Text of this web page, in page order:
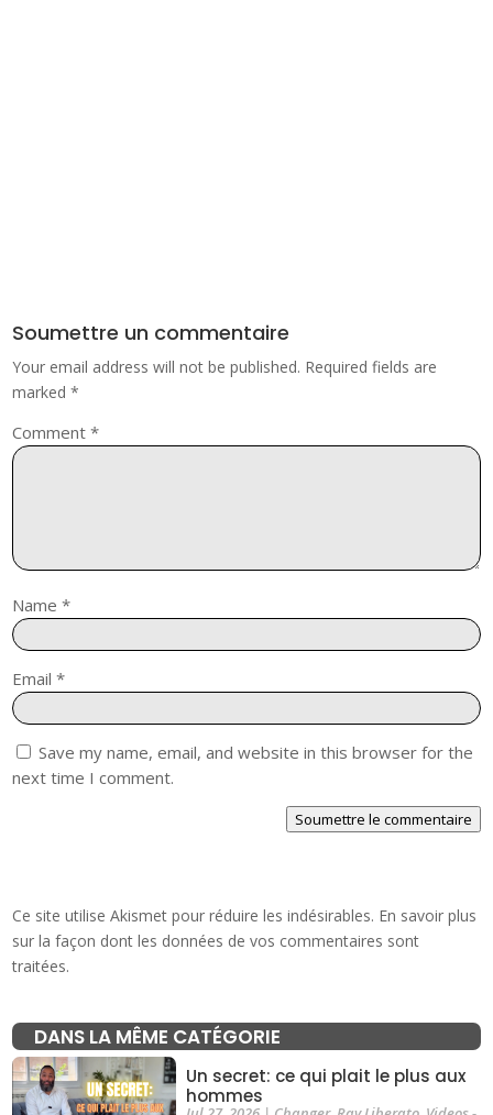
Soumettre un commentaire
Your email address will not be published. Required fields are
marked*
Comment*
Name*
Email*
Save my name, email, and website in this browser for the
next time I comment.
Soumettre le commentaire
Ce site utilise Akismet pour réduire les indésirables. En savoir plus
sur la façon dont les données de vos commentaires sont
traitées.
DANS LA MÊME CATÉGORIE
Un secret: ce qui plait le plus aux
hommes